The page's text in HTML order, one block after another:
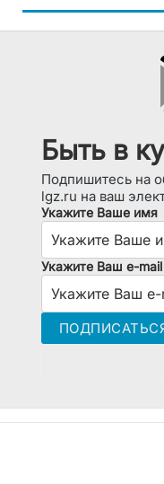
Быть в
Подпишитесь на
lgz.ru на ваш
Укажите Ваше имя
Укажите Ваш e-mail